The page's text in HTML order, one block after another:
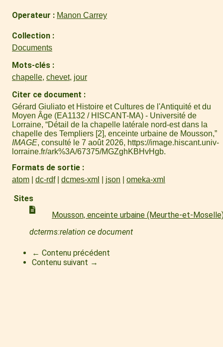
Operateur Manon Carrey
Collection
Documents
Mots-clés
chapelle, chevet, jour
Citer ce document
Gérard Giuliato et Histoire et Cultures de l'Antiquité et du
Moyen Âge (EA1132 / HISCANT-MA) - Université de
Lorraine, “Détail de la chapelle latérale nord-est dans la
chapelle des Templiers [2], enceinte urbaine de Mousson,”
IMAGE, consulté le 7 août 2026, https://image.hiscant.univ-
lorraine.fr/ark%3A/67375/MGZghKBHvHgb.
Formats de sortie
atom dc-rdf dcmes-xml json omeka-xml
Sites
Mousson, enceinte urbaine (Meurthe-et-
dcterms:relation ce document
← Contenu précédent
Contenu suivant →